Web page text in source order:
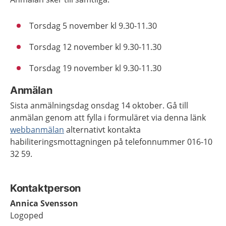
Torsdag 5 november kl 9.30-11.30
Torsdag 12 november kl 9.30-11.30
Torsdag 19 november kl 9.30-11.30
Anmälan
Sista anmälningsdag onsdag 14 oktober. Gå till
anmälan genom att fylla i formuläret via denna länk
webbanmälan alternativt kontakta
habiliteringsmottagningen på telefonnummer 016-10
32 59.
Kontaktperson
Annica Svensson
Logoped